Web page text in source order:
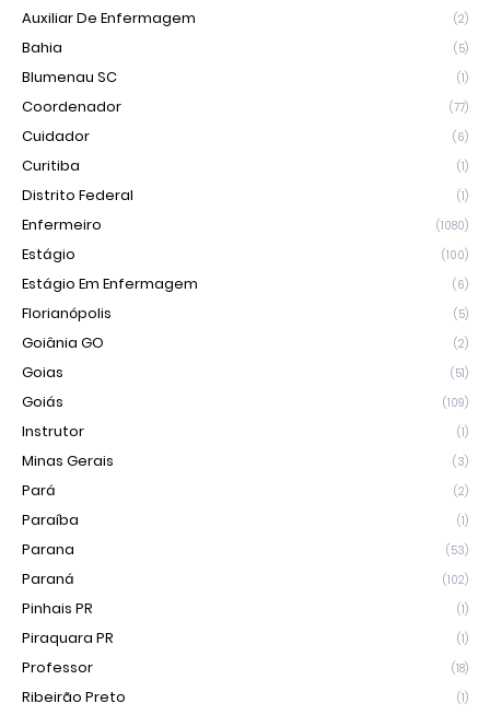
Auxiliar De Enfermagem (2)
Bahia (5)
Blumenau SC (1)
Coordenador (77)
Cuidador (6)
Curitiba (1)
Distrito Federal (1)
Enfermeiro (1080)
Estágio (100)
Estágio Em Enfermagem (6)
Florianópolis (5)
Goiânia GO (2)
Goias (51)
Goiás (109)
Instrutor (1)
Minas Gerais (3)
Pará (2)
Paraíba (1)
Parana (53)
Paraná (102)
Pinhais PR (1)
Piraquara PR (1)
Professor (18)
Ribeirão Preto (1)